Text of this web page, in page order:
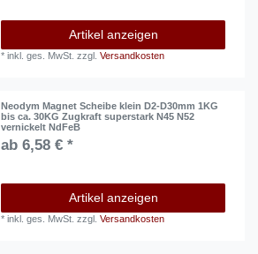
Artikel anzeigen
*inkl. ges. MwSt. zzgl.Versandkosten
Neodym Magnet Scheibe klein D2-D30mm 1KG
bis ca. 30KG Zugkraft superstark N45 N52
vernickelt NdFeB
ab 6,58 € *
Artikel anzeigen
*inkl. ges. MwSt. zzgl.Versandkosten